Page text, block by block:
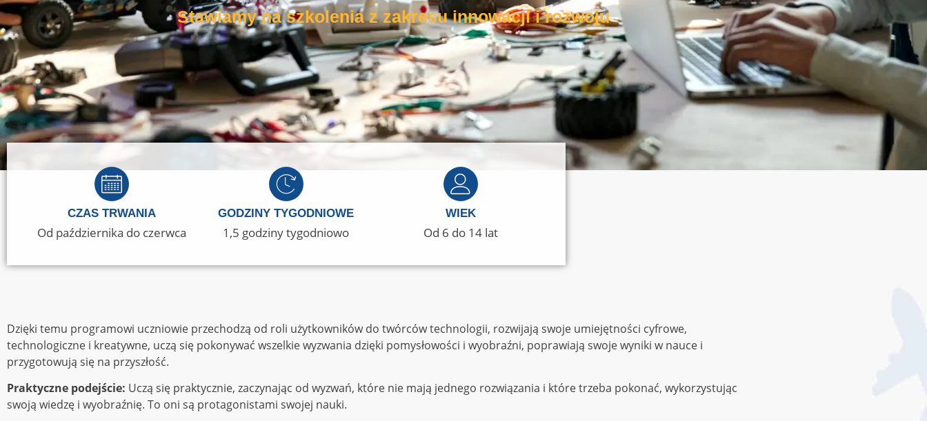
Stawiamy na szkolenia z zakresu innowacji i rozwoju
CZAS TRWANIA
Od października do czerwca
GODZINY TYGODNIOWE
1,5 godziny tygodniowo
WIEK
Od 6 do 14 lat
Dzięki temu programowi uczniowie przechodzą od roli użytkowników do twórców technologii, rozwijają swoje umiejętności cyfrowe,
technologiczne i kreatywne, uczą się pokonywać wszelkie wyzwania dzięki pomysłowości i wyobraźni, poprawiają swoje wyniki w nauce i
przygotowują się na przyszłość.
Praktyczne podejście: Uczą się praktycznie, zaczynając od wyzwań, które nie mają jednego rozwiązania i które trzeba pokonać, wykorzystując
swoją wiedzę i wyobraźnię. To oni są protagonistami swojej nauki.